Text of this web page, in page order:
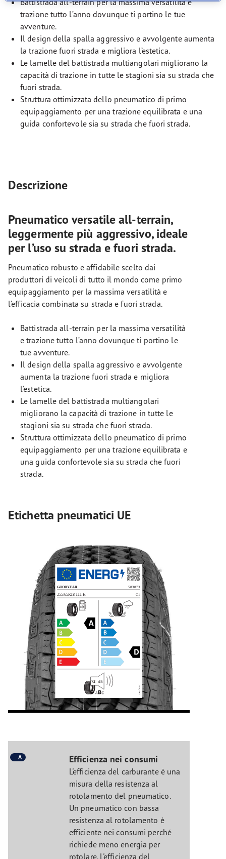
Battistrada all-terrain per la massima versatilità e
trazione tutto l’anno dovunque ti portino le tue
avventure.
Il design della spalla aggressivo e avvolgente aumenta
la trazione fuori strada e migliora l’estetica.
Le lamelle del battistrada multiangolari migliorano la
capacità di trazione in tutte le stagioni sia su strada che
fuori strada.
Struttura ottimizzata dello pneumatico di primo
equipaggiamento per una trazione equilibrata e una
guida confortevole sia su strada che fuori strada.
Descrizione
Pneumatico versatile all-terrain,
leggermente più aggressivo, ideale
per l’uso su strada e fuori strada.
Pneumatico robusto e affidabile scelto dai
produttori di veicoli di tutto il mondo come primo
equipaggiamento per la massima versatilità e
l’efficacia combinata su strada e fuori strada.
Battistrada all-terrain per la massima versatilità
e trazione tutto l’anno dovunque ti portino le
tue avventure.
Il design della spalla aggressivo e avvolgente
aumenta la trazione fuori strada e migliora
l’estetica.
Le lamelle del battistrada multiangolari
migliorano la capacità di trazione in tutte le
stagioni sia su strada che fuori strada.
Struttura ottimizzata dello pneumatico di primo
equipaggiamento per una trazione equilibrata e
una guida confortevole sia su strada che fuori
strada.
Etichetta pneumatici UE
A Efficienza nei consumi
L'efficienza del carburante è una
misura della resistenza al
rotolamento del pneumatico.
Un pneumatico con bassa
resistenza al rotolamento è
efficiente nei consumi perché
richiede meno energia per
rotolare. L'efficienza del